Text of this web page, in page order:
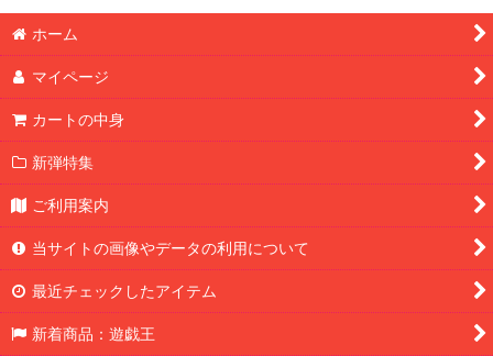
ホーム
マイページ
カートの中身
新弾特集
ご利用案内
当サイトの画像やデータの利用について
最近チェックしたアイテム
新着商品：遊戯王